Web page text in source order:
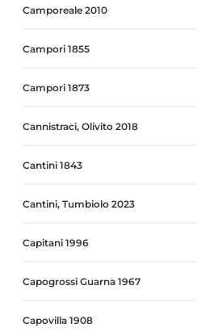
Camporeale 2010
Campori 1855
Campori 1873
Cannistraci, Olivito 2018
Cantini 1843
Cantini, Tumbiolo 2023
Capitani 1996
Capogrossi Guarna 1967
Capovilla 1908